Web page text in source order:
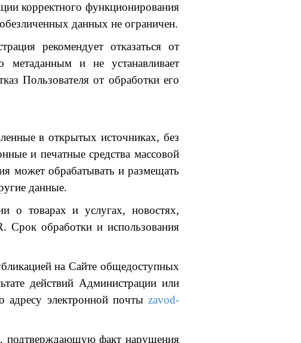
корректного функционирования
данных не ограничен.
рекомендует отказаться от
метаданным и не устанавливает
Пользователя от обработки его
в открытых источниках, без
и печатные средства массовой
может обрабатывать и размещать
данные.
о товарах и услугах, новостях,
Срок обработки и использования
на Сайте общедоступных
действий Администрации или
адресу электронной почты zavod-
подтверждающую факт нарушения